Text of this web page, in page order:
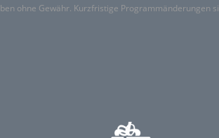
ohne Gewähr. Kurzfristige Programmänderungen